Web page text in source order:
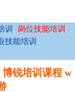
训
岗位技能培训
技能培训
锐培训课程 w